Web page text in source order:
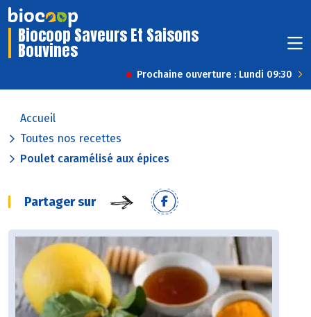
Biocoop Saveurs Et Saisons
Bouvines
Prochaine ouverture : Lundi 09:30
Accueil
Toutes nos recettes
Poulet caramélisé aux épices
Partager sur